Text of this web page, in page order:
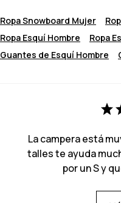
Ropa Snowboard Mujer
Ropa Esquí Hombre
Ropa
Guantes de Esquí Hombre
La campera está
talles te ayuda
por un S y